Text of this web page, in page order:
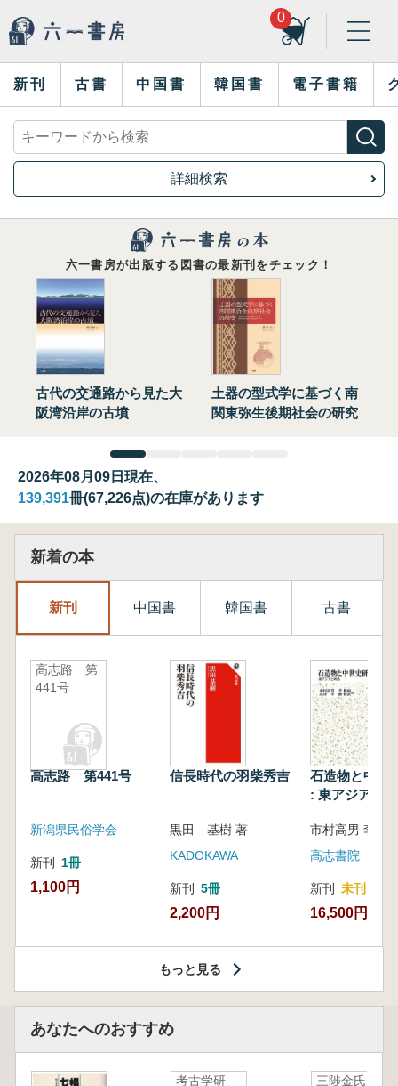
0
新刊 古書 中国書 韓国書 電子書籍
詳細検索
六一書房が出版する図書の最新刊をチェック！
古代の交通路から見た大
阪湾沿岸の古墳
土器の型式学に基づく南
関東弥生後期社会の研究
2026年08月09日現在、
139,391冊(67,226点)の在庫があります
新着の本
新刊 中国書 韓国書 古書
高志路 第
441号
高志路 第441号
新潟県民俗学会
新刊 1冊
1,100円
信長時代の羽柴秀吉
黒田 基樹 著
KADOKAWA
新刊 5冊
2,200円
石造物と中世
: 東アジアと
高志書院
新刊 未刊
16,500円
もっと見る
あなたへのおすすめ
考古学研
三陟金氏大